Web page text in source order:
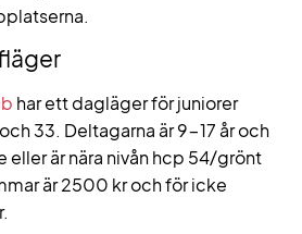
har ett dagläger för juniorer
33. Deltagarna är 9-17 år och
eller är nära nivån hcp 54/grönt
är 2500 kr och för icke